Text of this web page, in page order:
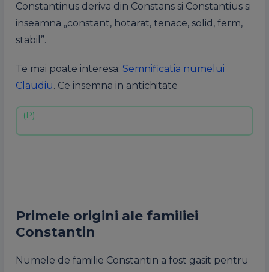
Constantinus deriva din Constans si Constantius si
inseamna „constant, hotarat, tenace, solid, ferm,
stabil”.
Te mai poate interesa: Semnificatia numelui
Claudiu. Ce insemna in antichitate
Primele origini ale familiei
Constantin
Numele de familie Constantin a fost gasit pentru